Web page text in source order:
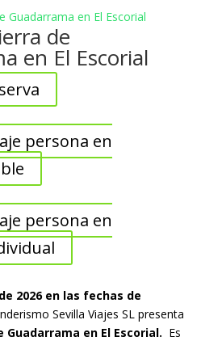
de
en El Escorial
persona en
persona en
2026 en las fechas de
Sevilla Viajes SL presenta
Guadarrama en El Escorial. Es